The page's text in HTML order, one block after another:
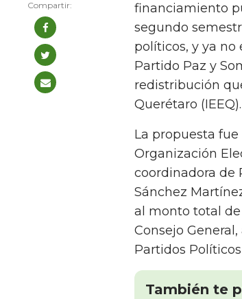
financiamiento
segundo
políticos, y ya no
Partido Paz y
redistribución
Querétaro (IEEQ).
La propuesta
Organización
coordinadora de
Sánchez
al monto total
Consejo
Partidos
También te